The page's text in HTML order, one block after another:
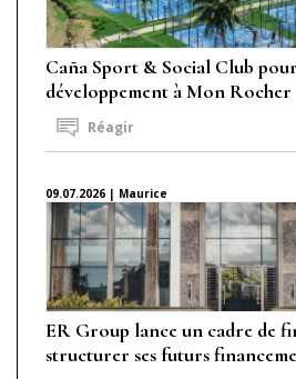
Caña Sport & Social Club
développement à Mon Rocher
Réagir
09.07.2026 | Maurice
ER Group lance un cadre de
structurer ses futurs